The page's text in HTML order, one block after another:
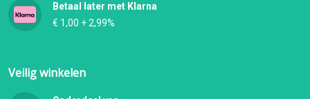
Betaal later met Klarna
€ 1,00 + 2,99%
Veilig winkelen